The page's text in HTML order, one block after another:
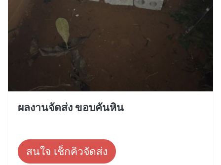
ผลงานจัดส่ง ขอบคันหิน
สนใจ เช็กคิวจัดส่ง